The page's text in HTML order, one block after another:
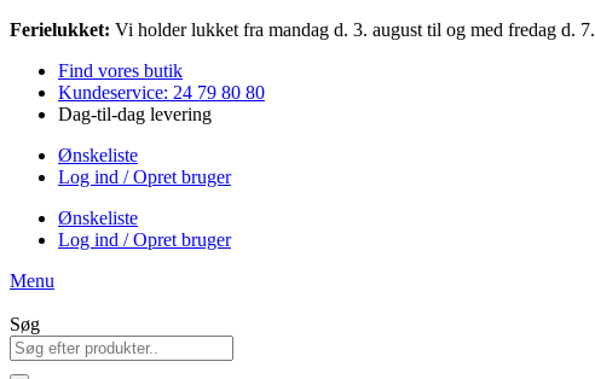
Videre
indhold
Ferielukket: Vi holder lukket fra mandag d. 3. august til og med fredag d.
Find vores butik
Kundeservice: 24 79 80 80
Dag-til-dag levering
Ønskeliste
Log ind / Opret bruger
Ønskeliste
Log ind / Opret bruger
Menu
Søg